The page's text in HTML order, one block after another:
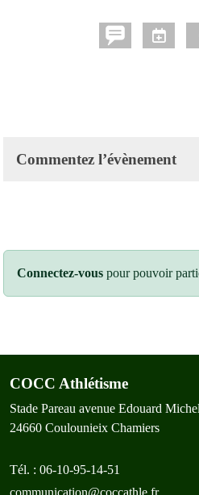
Commentez l’évènement
Connectez-vous pour pouvoir
COCC Athlétisme
Stade Pareau avenue Edouard Michel
24660 Coulounieix Chamiers
Tél. : 06-10-95-14-51
communication@coccathle.fr